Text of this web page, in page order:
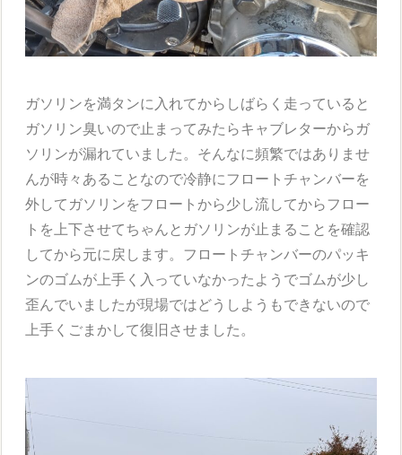
ガソリンを満タンに入れてからしばらく走っていると
ガソリン臭いので止まってみたらキャブレターからガ
ソリンが漏れていました。そんなに頻繁ではありませ
んが時々あることなので冷静にフロートチャンバーを
外してガソリンをフロートから少し流してからフロー
トを上下させてちゃんとガソリンが止まることを確認
してから元に戻します。フロートチャンバーのパッキ
ンのゴムが上手く入っていなかったようでゴムが少し
歪んでいましたが現場ではどうしようもできないので
上手くごまかして復旧させました。